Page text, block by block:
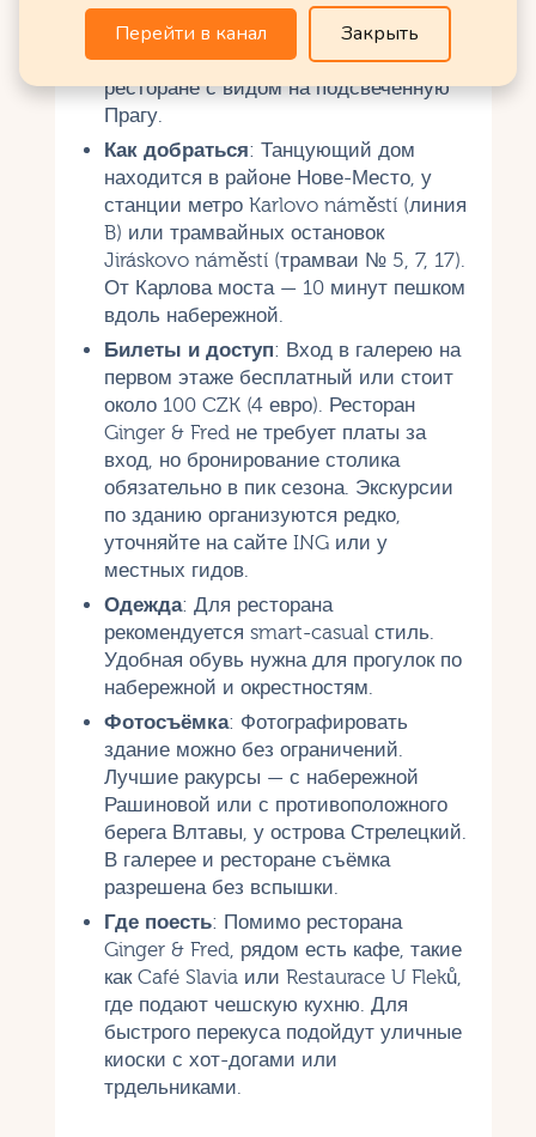
менее переполнена туристами. Утро
идеально для спокойных прогулок и
фотосессий, а вечер — для ужина в
ресторане с видом на подсвеченную
Прагу.
Как добраться: Танцующий дом
находится в районе Нове-Место, у
станции метро Karlovo náměstí (линия
B) или трамвайных остановок
Jiráskovo náměstí (трамваи № 5, 7, 17).
От Карлова моста — 10 минут пешком
вдоль набережной.
Билеты и доступ: Вход в галерею на
первом этаже бесплатный или стоит
около 100 CZK (4 евро). Ресторан
Ginger & Fred не требует платы за
вход, но бронирование столика
обязательно в пик сезона. Экскурсии
по зданию организуются редко,
уточняйте на сайте ING или у
местных гидов.
Одежда: Для ресторана
рекомендуется smart-casual стиль.
Удобная обувь нужна для прогулок по
набережной и окрестностям.
Фотосъёмка: Фотографировать
здание можно без ограничений.
Лучшие ракурсы — с набережной
Рашиновой или с противоположного
берега Влтавы, у острова Стрелецкий.
В галерее и ресторане съёмка
разрешена без вспышки.
Где поесть: Помимо ресторана
Ginger & Fred, рядом есть кафе, такие
как Café Slavia или Restaurace U Fleků,
где подают чешскую кухню. Для
быстрого перекуса подойдут уличные
киоски с хот-догами или
трдельниками.
Перейти в канал Закрыть